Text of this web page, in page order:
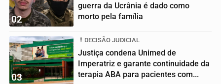
02
guerra da Ucrânia é dado como
morto pela família
03
DECISÃO JUDICIAL
Justiça condena Unimed de
Imperatriz e garante continuidade da
terapia ABA para pacientes com...